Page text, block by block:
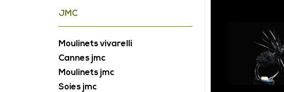
JMC
Moulinets vivarelli
Cannes jmc
Moulinets jmc
Soies jmc